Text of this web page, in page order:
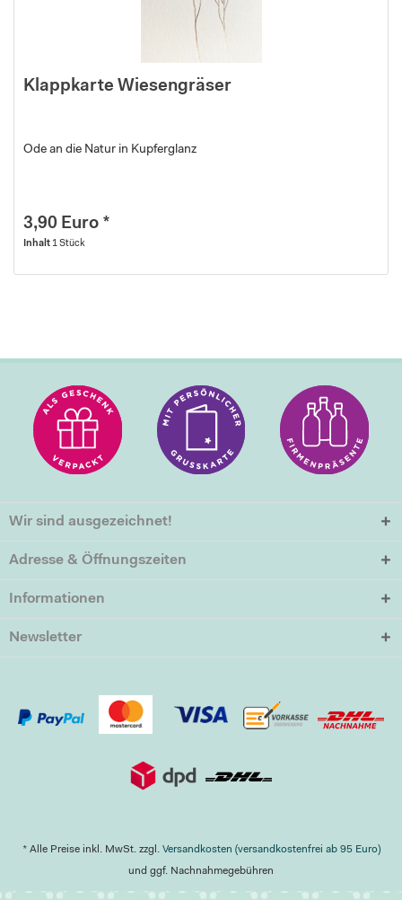
Klappkarte Wiesengräser
Ode an die Natur in Kupferglanz
3,90 Euro *
Inhalt 1 Stück
Wir sind ausgezeichnet!
Adresse & Öffnungszeiten
Informationen
Newsletter
* Alle Preise inkl. MwSt. zzgl. Versandkosten (versandkostenfrei ab 95 Euro)
und ggf. Nachnahmegebühren